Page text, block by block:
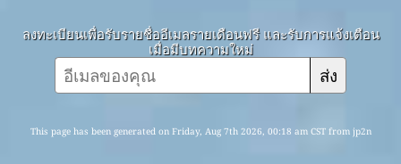
ลงทะเบียนเพื่อรับรายชื่ออีเมลรายเดือนฟรี และรับการแจ้งเตือน
เมื่อมีบทความใหม่
ส่ง
This page has been generated on Friday, Aug 7th 2026, 00:18 am CST from jp2n